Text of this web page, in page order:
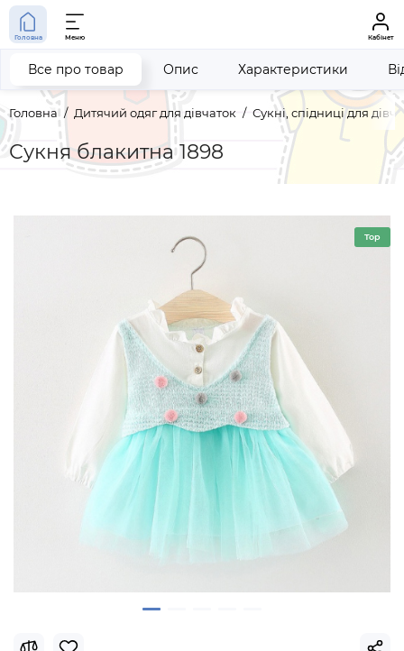
Головна Меню Кабінет
Головна Дитячий одяг для дівчаток Сукні, спідниці для
Сукня блакитна 1898
Все про товар Опис Характеристики
Top